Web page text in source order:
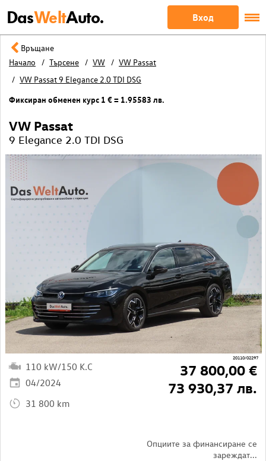
DasWeltAuto. Вход
Връщане
Начало
Търсене VW
VW Passat
VW Passat 9 Elegance 2.0 TDI DSG
Фиксиран обменен курс 1 € = 1.95583 лв.
20110/02297
VW Passat
9 Elegance 2.0 TDI DSG
110 kW/150 K.C
04/2024
31 800 km
Опциите за финансиране се
зареждат...
37 800,00 €
73 930,37 лв.